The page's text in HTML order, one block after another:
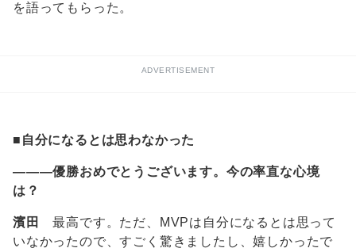
を語ってもらった。
ADVERTISEMENT
■自分になるとは思わなかった
―――優勝おめでとうございます。今の率直な心境
は？
濱田
最高です。ただ、MVPは自分になるとは思って
いなかったので、すごく驚きましたし、嬉しかったで